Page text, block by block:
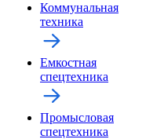
Коммунальная
техника
Емкостная
спецтехника
Промысловая
спецтехника